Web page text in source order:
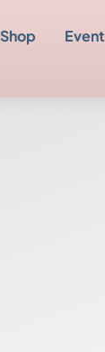
Shop Event